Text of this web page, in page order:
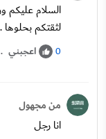
السلام عليكم
لثقتكم
0 اعجبني .
من مجهول
انا رجل